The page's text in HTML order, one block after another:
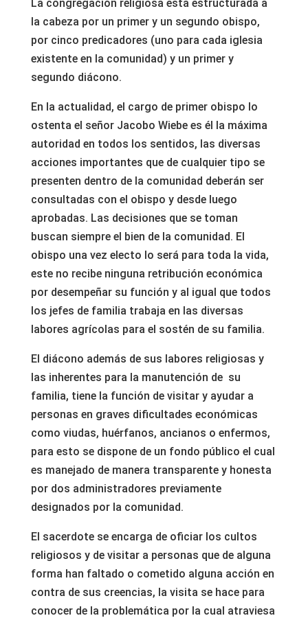
La congregación religiosa esta estructurada a
la cabeza por un primer y un segundo obispo,
por cinco predicadores (uno para cada iglesia
existente en la comunidad) y un primer y
segundo diácono.
En la actualidad, el cargo de primer obispo lo
ostenta el señor Jacobo Wiebe es él la máxima
autoridad en todos los sentidos, las diversas
acciones importantes que de cualquier tipo se
presenten dentro de la comunidad deberán ser
consultadas con el obispo y desde luego
aprobadas. Las decisiones que se toman
buscan siempre el bien de la comunidad. El
obispo una vez electo lo será para toda la vida,
este no recibe ninguna retribución económica
por desempeñar su función y al igual que todos
los jefes de familia trabaja en las diversas
labores agrícolas para el sostén de su familia.
El diácono además de sus labores religiosas y
las inherentes para la manutención de su
familia, tiene la función de visitar y ayudar a
personas en graves dificultades económicas
como viudas, huérfanos, ancianos o enfermos,
para esto se dispone de un fondo público el cual
es manejado de manera transparente y honesta
por dos administradores previamente
designados por la comunidad.
El sacerdote se encarga de oficiar los cultos
religiosos y de visitar a personas que de alguna
forma han faltado o cometido alguna acción en
contra de sus creencias, la visita se hace para
conocer de la problemática por la cual atraviesa